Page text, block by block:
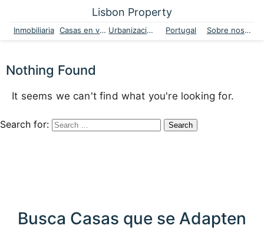
Lisbon Property
Inmobiliaria Casas en venta Urbanizaciones Portugal Sobre nosotros
Nothing Found
It seems we can't find what you're looking for.
Search for:
Busca Casas que se Adapten